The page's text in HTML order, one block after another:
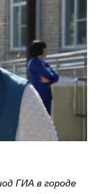
ГИА в городе